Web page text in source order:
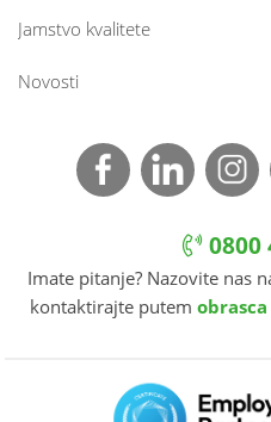
Jamstvo kvalitete
Novosti
0800
Imate pitanje? Nazovite nas
kontaktirajte putem obrasca